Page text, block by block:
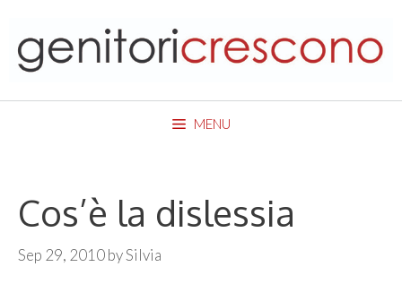
content
MENU
Cos’è la dislessia
Sep 29, 2010bySilvia